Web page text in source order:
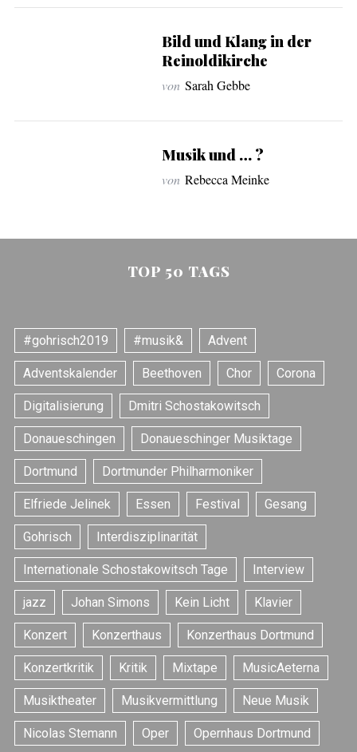
Bild und Klang in der
Reinoldikirche
von Sarah Gebbe
Musik und … ?
von Rebecca Meinke
TOP 50 TAGS
#gohrisch2019 #musik& Advent
Adventskalender Beethoven Chor Corona
Digitalisierung Dmitri Schostakowitsch
Donaueschingen Donaueschinger Musiktage
Dortmund Dortmunder Philharmoniker
Elfriede Jelinek Essen Festival Gesang
Gohrisch Interdisziplinarität
Internationale Schostakowitsch Tage Interview
jazz Johan Simons Kein Licht Klavier
Konzert Konzerthaus Konzerthaus Dortmund
Konzertkritik Kritik Mixtape MusicAeterna
Musiktheater Musikvermittlung Neue Musik
Nicolas Stemann Oper Opernhaus Dortmund
c